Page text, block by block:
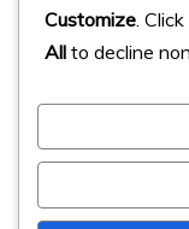
© 2023
Customize . Click
All to decline